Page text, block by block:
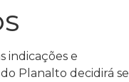
indicações e
Planalto decidirá se